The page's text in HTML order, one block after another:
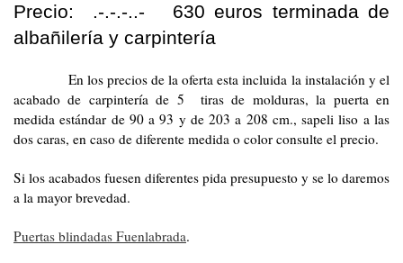
Precio: .-.-.-..- 630 euros terminada de
albañilería y carpintería
En los precios de la oferta esta incluida la instalación y el
acabado de carpintería de 5 tiras de molduras, la puerta en
medida estándar de 90 a 93 y de 203 a 208 cm., sapeli liso a las
dos caras, en caso de diferente medida o color consulte el precio.
Si los acabados fuesen diferentes pida presupuesto y se lo daremos
a la mayor brevedad.
Puertas blindadas Fuenlabrada.